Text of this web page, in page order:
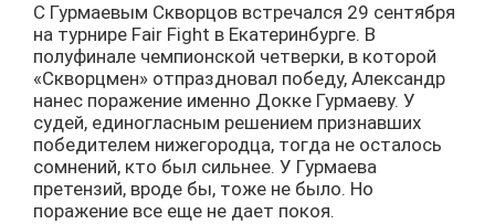
С Гурмаевым Скворцов встречался 29 сентября
на турнире Fair Fight в Екатеринбурге. В
полуфинале чемпионской четверки, в которой
«Скворцмен» отпраздновал победу, Александр
нанес поражение именно Докке Гурмаеву. У
судей, единогласным решением признавших
победителем нижегородца, тогда не осталось
сомнений, кто был сильнее. У Гурмаева
претензий, вроде бы, тоже не было. Но
поражение все еще не дает покоя.